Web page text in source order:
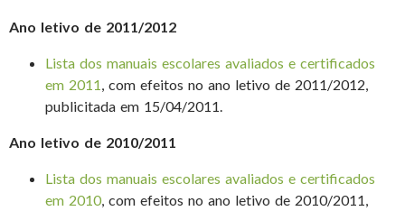
Ano letivo de 2011/2012
Lista dos manuais escolares avaliados e certificados
em 2011, com efeitos no ano letivo de 2011/2012,
publicitada em 15/04/2011.
Ano letivo de 2010/2011
Lista dos manuais escolares avaliados e certificados
em 2010, com efeitos no ano letivo de 2010/2011,